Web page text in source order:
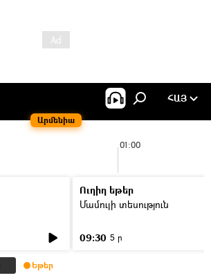
Արմենիա
ՀԱՅ
01:00
Ուղիղ եթեր
Մամուլի տեսություն
09:30 5 ր
Եթեր